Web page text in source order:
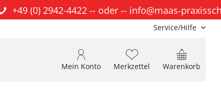
+49 (0) 2942-4422 -- oder -- info@maas-
Service/Hilfe
Warenkorb
Merkzettel
Mein Konto